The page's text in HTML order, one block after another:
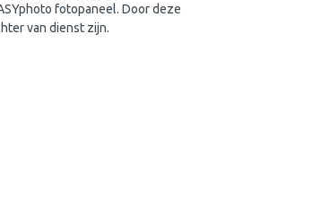
fotopaneel. Door deze
van dienst zijn.